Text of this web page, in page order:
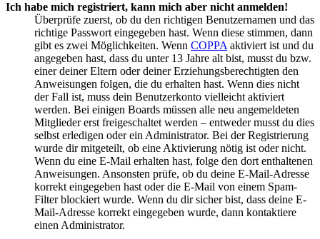
Ich habe mich registriert, kann mich aber nicht anmelden!
Überprüfe zuerst, ob du den richtigen Benutzernamen und das
richtige Passwort eingegeben hast. Wenn diese stimmen, dann
gibt es zwei Möglichkeiten. Wenn COPPA aktiviert ist und du
angegeben hast, dass du unter 13 Jahre alt bist, musst du bzw.
einer deiner Eltern oder deiner Erziehungsberechtigten den
Anweisungen folgen, die du erhalten hast. Wenn dies nicht
der Fall ist, muss dein Benutzerkonto vielleicht aktiviert
werden. Bei einigen Boards müssen alle neu angemeldeten
Mitglieder erst freigeschaltet werden – entweder musst du dies
selbst erledigen oder ein Administrator. Bei der Registrierung
wurde dir mitgeteilt, ob eine Aktivierung nötig ist oder nicht.
Wenn du eine E-Mail erhalten hast, folge den dort enthaltenen
Anweisungen. Ansonsten prüfe, ob du deine E-Mail-Adresse
korrekt eingegeben hast oder die E-Mail von einem Spam-
Filter blockiert wurde. Wenn du dir sicher bist, dass deine E-
Mail-Adresse korrekt eingegeben wurde, dann kontaktiere
einen Administrator.